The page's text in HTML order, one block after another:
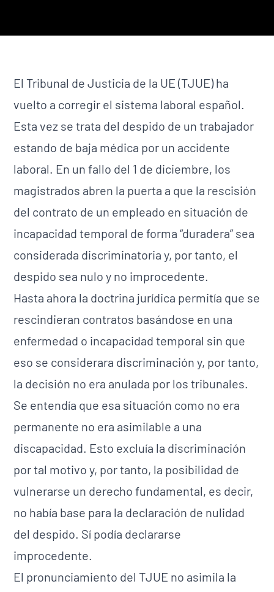
El Tribunal de Justicia de la UE (TJUE) ha
vuelto a corregir el sistema laboral español.
Esta vez se trata del despido de un trabajador
estando de baja médica por un accidente
laboral. En un fallo del 1 de diciembre, los
magistrados abren la puerta a que la rescisión
del contrato de un empleado en situación de
incapacidad temporal de forma “duradera” sea
considerada discriminatoria y, por tanto, el
despido sea nulo y no improcedente.
Hasta ahora la doctrina jurídica permitía que se
rescindieran contratos basándose en una
enfermedad o incapacidad temporal sin que
eso se considerara discriminación y, por tanto,
la decisión no era anulada por los tribunales.
Se entendía que esa situación como no era
permanente no era asimilable a una
discapacidad. Esto excluía la discriminación
por tal motivo y, por tanto, la posibilidad de
vulnerarse un derecho fundamental, es decir,
no había base para la declaración de nulidad
del despido. Sí podía declararse
improcedente.
El pronunciamiento del TJUE no asimila la